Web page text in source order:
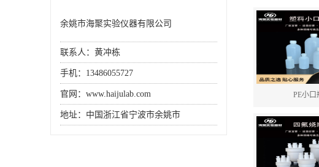
余姚市海聚实验仪器有限公司
联系人：黄冲栋
手机：13486055727
官网：www.haijulab.com
地址：中国浙江省宁波市余姚市
PE小口